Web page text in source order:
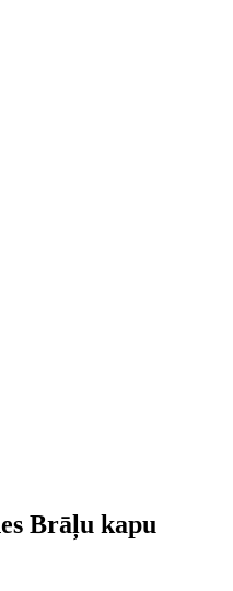
Brāļu kapu